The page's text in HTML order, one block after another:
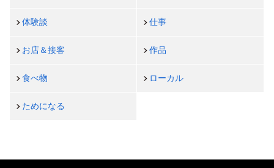
体験談 仕事
お店＆接客 作品
食べ物 ローカル
ためになる